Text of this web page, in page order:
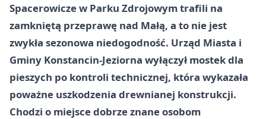
Spacerowicze w Parku Zdrojowym trafili na
zamkniętą przeprawę nad Małą, a to nie jest
zwykła sezonowa niedogodność. Urząd Miasta i
Gminy Konstancin-Jeziorna wyłączył mostek dla
pieszych po kontroli technicznej, która wykazała
poważne uszkodzenia drewnianej konstrukcji.
Chodzi o miejsce dobrze znane osobom